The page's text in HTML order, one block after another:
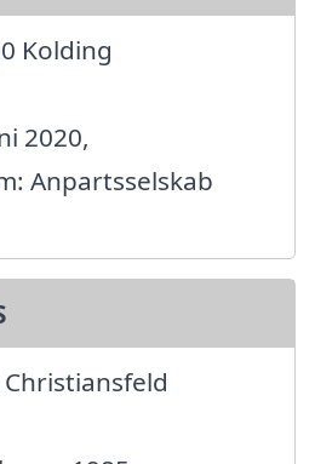
Kolding
2020,
Anpartsselskab